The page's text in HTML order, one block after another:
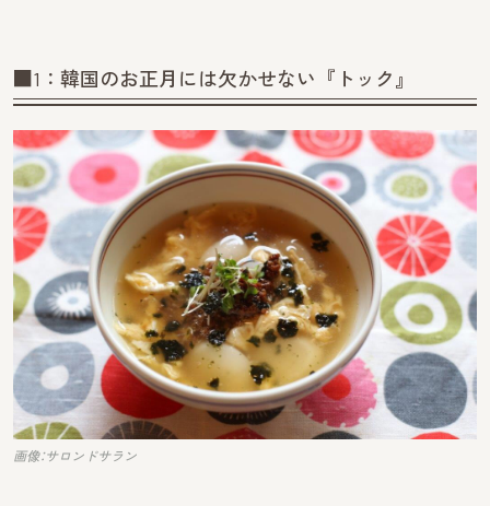
■1：韓国のお正月には欠かせない『トック』
画像：サロンドサラン